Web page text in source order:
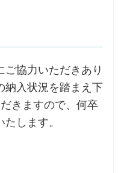
ご協力いただきあり
納入状況を踏まえ下
きますので、何卒
いたします。